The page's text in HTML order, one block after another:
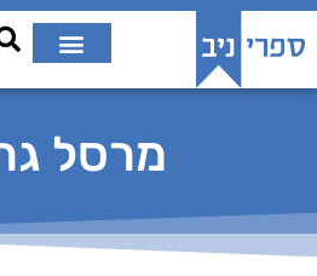
מרסל